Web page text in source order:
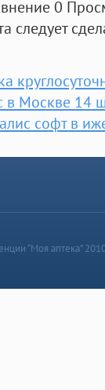
0
следует
в Москве 14
софт в
“Моя аптека”